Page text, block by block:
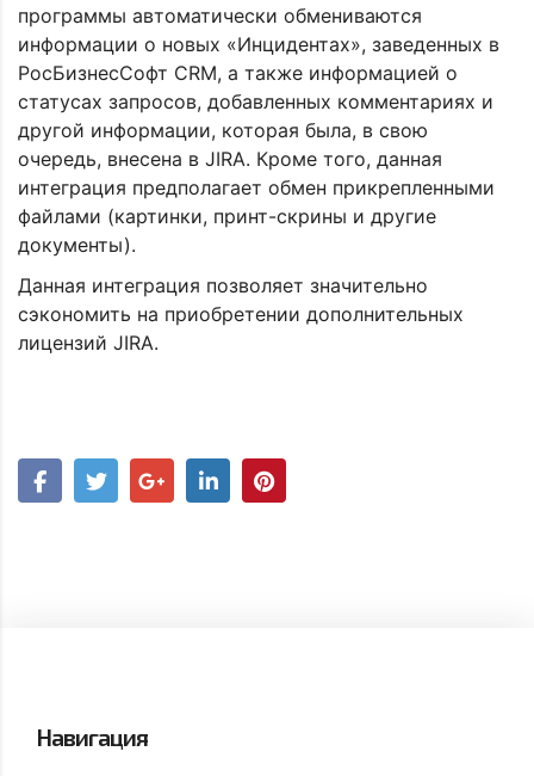
программы автоматически обмениваются
информации о новых «Инцидентах», заведенных в
РосБизнесСофт CRM, а также информацией о
статусах запросов, добавленных комментариях и
другой информации, которая была, в свою
очередь, внесена в JIRA. Кроме того, данная
интеграция предполагает обмен прикрепленными
файлами (картинки, принт-скрины и другие
документы).
Данная интеграция позволяет значительно
сэкономить на приобретении дополнительных
лицензий JIRA.
Навигация